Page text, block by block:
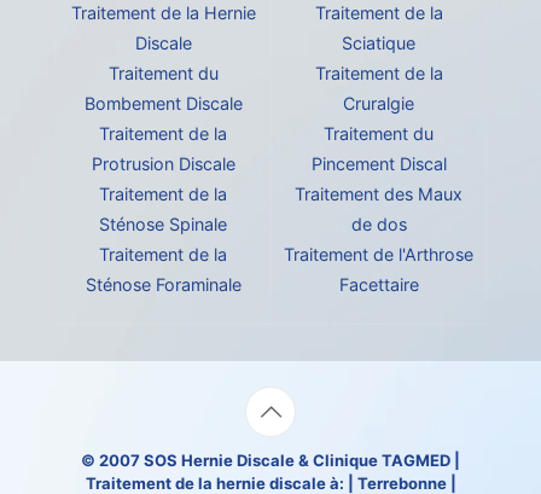
Traitement de la Hernie
Discale
Traitement du
Bombement Discale
Traitement de la
Protrusion Discale
Traitement de la
Sténose Spinale
Traitement de la
Sténose Foraminale
Traitement de la
Sciatique
Traitement de la
Cruralgie
Traitement du
Pincement Discal
Traitement des Maux
de dos
Traitement de l'Arthrose
Facettaire
© 2007SOS Hernie Discale& Clinique TAGMED
Traitement de la hernie discale à: | Terrebonne |